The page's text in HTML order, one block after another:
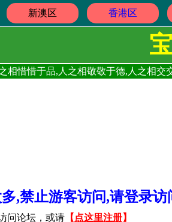
新澳区 香港区
相惜惜于品,人之相敬敬于德,人之相
多,禁止游客访问,请登录
问论坛，或请 【 点这里注册】